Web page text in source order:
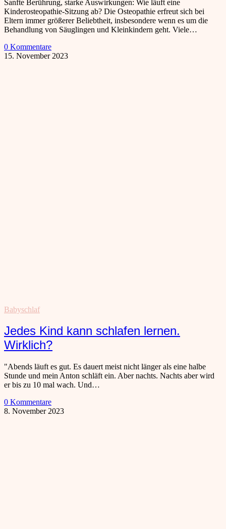
Sanfte Berührung, starke Auswirkungen: Wie läuft eine
Kinderosteopathie-Sitzung ab? ‍Die Osteopathie erfreut sich bei
Eltern immer größerer Beliebtheit, insbesondere wenn es um die
Behandlung von Säuglingen und Kleinkindern geht. Viele…
0 Kommentare
15. November 2023
Babyschlaf
Jedes Kind kann schlafen lernen.
Wirklich?
"Abends läuft es gut. Es dauert meist nicht länger als eine halbe
Stunde und mein Anton schläft ein. Aber nachts. Nachts aber wird
er bis zu 10 mal wach. Und…
0 Kommentare
8. November 2023